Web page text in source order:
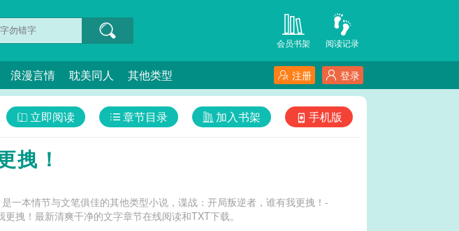
阅读记录
会员书架
浪漫言情 耽美同人 其他类型 登录
注册
手机版
加入书架
章节目录
立即阅读
拽！
一本情节与文笔俱佳的其他类型小说，谍战：开局叛逆者，谁有我更拽！-
拽！最新清爽干净的文字章节在线阅读和TXT下载。